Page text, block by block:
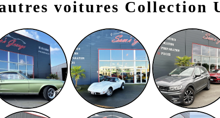
voitures Collection